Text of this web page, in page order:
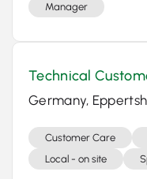
Manager
Technical
Germany,
Customer Care
Local - on site